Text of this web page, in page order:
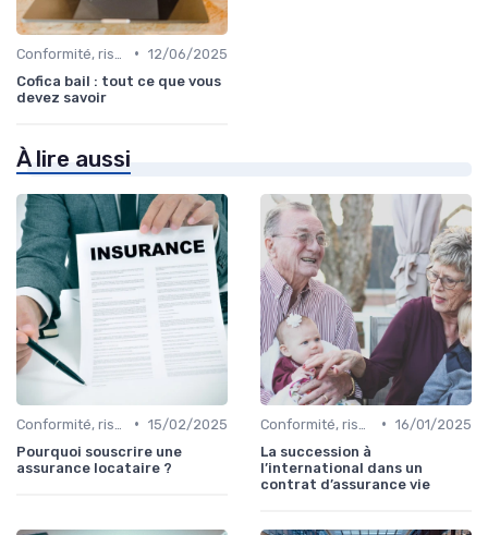
• 12/06/2025
Cofica bail : tout ce que vous
devez savoir
À lire aussi
• 15/02/2025
Pourquoi souscrire une
assurance locataire ?
• 16/01/2025
La succession à
l’international dans un
contrat d’assurance vie